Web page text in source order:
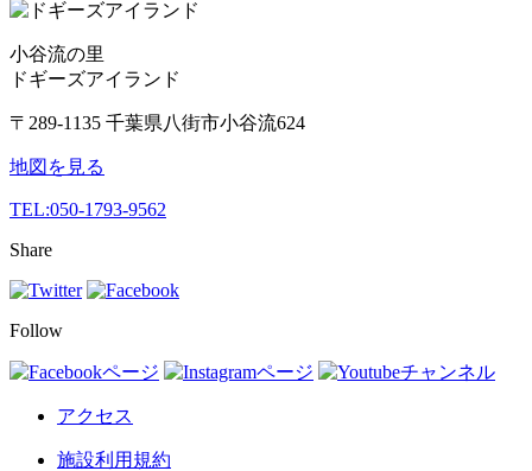
小谷流の里
ドギーズアイランド
〒289-1135 千葉県八街市小谷流624
地図を見る
TEL:050-1793-9562
Share
Follow
アクセス
施設利用規約